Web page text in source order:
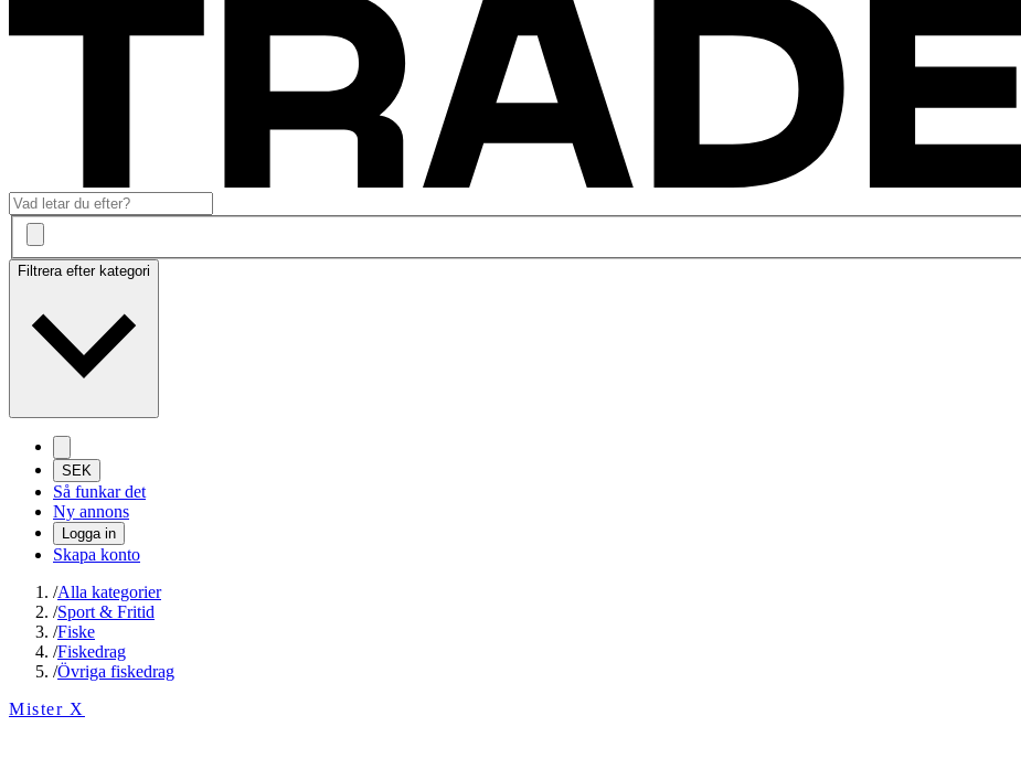
Filtrera efter kategori
SEK
Så funkar det
Ny annons
Logga in
Skapa konto
/Alla kategorier
/Sport & Fritid
/Fiske
/Fiskedrag
/Övriga fiskedrag
Mister X